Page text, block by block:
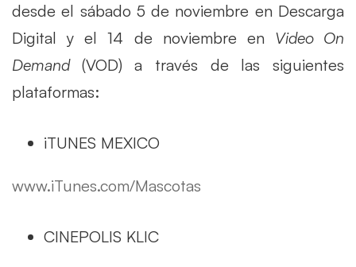
desde el sábado 5 de noviembre en Descarga
Digital y el 14 de noviembre en Video On
Demand (VOD) a través de las siguientes
plataformas:
iTUNES MEXICO
www.iTunes.com/Mascotas
CINEPOLIS KLIC